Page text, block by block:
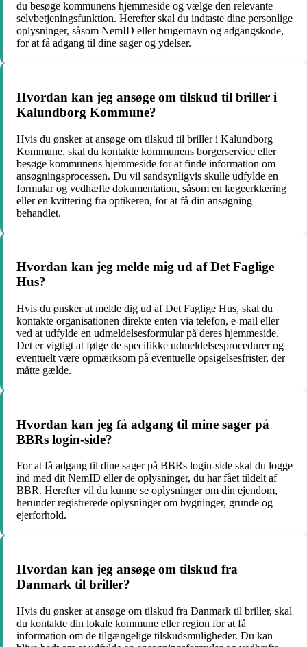
du besøge kommunens hjemmeside og vælge den relevante
selvbetjeningsfunktion. Herefter skal du indtaste dine personlige
oplysninger, såsom NemID eller brugernavn og adgangskode,
for at få adgang til dine sager og ydelser.
Hvordan kan jeg ansøge om tilskud til briller i
Kalundborg Kommune?
Hvis du ønsker at ansøge om tilskud til briller i Kalundborg
Kommune, skal du kontakte kommunens borgerservice eller
besøge kommunens hjemmeside for at finde information om
ansøgningsprocessen. Du vil sandsynligvis skulle udfylde en
formular og vedhæfte dokumentation, såsom en lægeerklæring
eller en kvittering fra optikeren, for at få din ansøgning
behandlet.
Hvordan kan jeg melde mig ud af Det Faglige
Hus?
Hvis du ønsker at melde dig ud af Det Faglige Hus, skal du
kontakte organisationen direkte enten via telefon, e-mail eller
ved at udfylde en udmeldelsesformular på deres hjemmeside.
Det er vigtigt at følge de specifikke udmeldelsesprocedurer og
eventuelt være opmærksom på eventuelle opsigelsesfrister, der
måtte gælde.
Hvordan kan jeg få adgang til mine sager på
BBRs login-side?
For at få adgang til dine sager på BBRs login-side skal du logge
ind med dit NemID eller de oplysninger, du har fået tildelt af
BBR. Herefter vil du kunne se oplysninger om din ejendom,
herunder registrerede oplysninger om bygninger, grunde og
ejerforhold.
Hvordan kan jeg ansøge om tilskud fra
Danmark til briller?
Hvis du ønsker at ansøge om tilskud fra Danmark til briller, skal
du kontakte din lokale kommune eller region for at få
information om de tilgængelige tilskudsmuligheder. Du kan